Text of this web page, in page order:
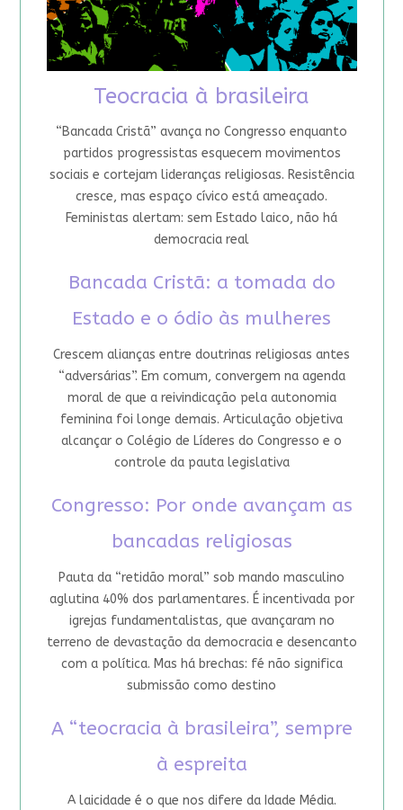
Teocracia à brasileira
“Bancada Cristã” avança no Congresso enquanto
partidos progressistas esquecem movimentos
sociais e cortejam lideranças religiosas. Resistência
cresce, mas espaço cívico está ameaçado.
Feministas alertam: sem Estado laico, não há
democracia real
Bancada Cristã: a tomada do
Estado e o ódio às mulheres
Crescem alianças entre doutrinas religiosas antes
“adversárias”. Em comum, convergem na agenda
moral de que a reivindicação pela autonomia
feminina foi longe demais. Articulação objetiva
alcançar o Colégio de Líderes do Congresso e o
controle da pauta legislativa
Congresso: Por onde avançam as
bancadas religiosas
Pauta da “retidão moral” sob mando masculino
aglutina 40% dos parlamentares. É incentivada por
igrejas fundamentalistas, que avançaram no
terreno de devastação da democracia e desencanto
com a política. Mas há brechas: fé não significa
submissão como destino
A “teocracia à brasileira”, sempre
à espreita
A laicidade é o que nos difere da Idade Média.